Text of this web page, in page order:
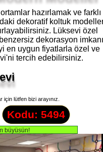
hazırlamak ve farklı
dekoratif koltuk
Lüksevi özel
dekorasyon imkanı
en uygun fiyatlarla özel ve
tercih edebilirsiniz.
lütfen bizi arayınız.
Kodu: 5494